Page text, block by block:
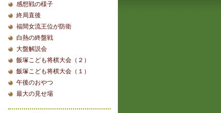
感想戦の様子
終局直後
福間女流王位が防衛
白熱の終盤戦
大盤解説会
飯塚こども将棋大会（２）
飯塚こども将棋大会（１）
午後のおやつ
最大の見せ場